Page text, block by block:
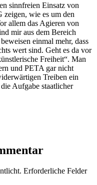
sinnfreien Einsatz von
wie es um den
allem das Agieren von
mir aus dem Bereich
einmal mehr, dass
wert sind. Geht es da vor
Freiheit“. Man
und PETA gar nicht
Treiben ein
Aufgabe staatlicher
Erforderliche Felder